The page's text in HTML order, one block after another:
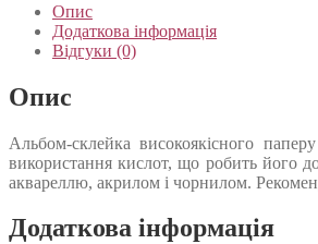
Опис
Додаткова інформація
Відгуки (0)
Опис
Альбом-склейка високоякісного
використання кислот, що робить його
аквареллю, акрилом і чорнилом.
Додаткова інформація